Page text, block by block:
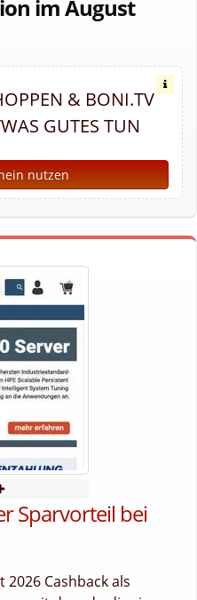
im August
& BONI.TV
GUTES TUN
nutzen
Sparvorteil bei
2026 Cashback als